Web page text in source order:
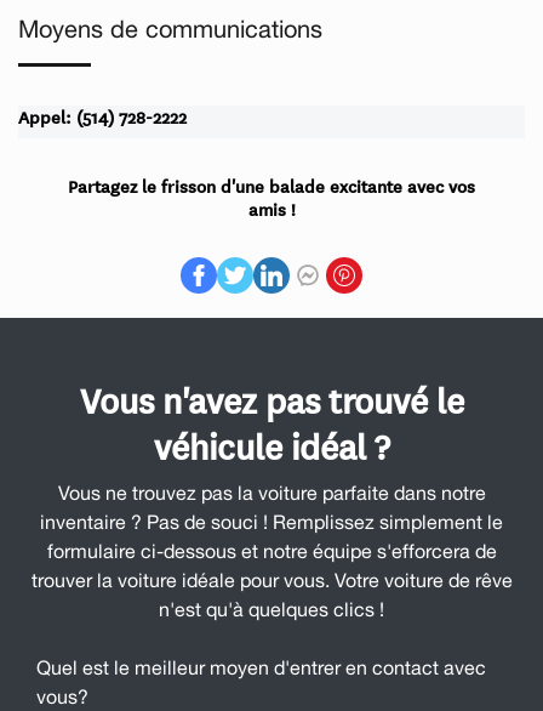
Moyens de communications
Appel: (514) 728-2222
Partagez le frisson d'une balade excitante avec vos
amis !
Vous n'avez pas trouvé le
véhicule idéal ?
Vous ne trouvez pas la voiture parfaite dans notre
inventaire ? Pas de souci ! Remplissez simplement le
formulaire ci-dessous et notre équipe s'efforcera de
trouver la voiture idéale pour vous. Votre voiture de rêve
n'est qu'à quelques clics !
Quel est le meilleur moyen d'entrer en contact avec
vous?